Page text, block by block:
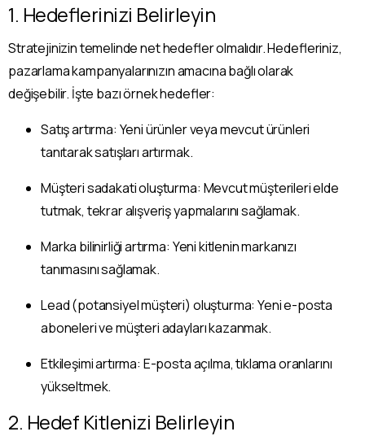
1. Hedeflerinizi Belirleyin
Stratejinizin temelinde net hedefler olmalıdır. Hedefleriniz,
pazarlama kampanyalarınızın amacına bağlı olarak
değişebilir. İşte bazı örnek hedefler:
Satış artırma: Yeni ürünler veya mevcut ürünleri
tanıtarak satışları artırmak.
Müşteri sadakati oluşturma: Mevcut müşterileri elde
tutmak, tekrar alışveriş yapmalarını sağlamak.
Marka bilinirliği artırma: Yeni kitlenin markanızı
tanımasını sağlamak.
Lead (potansiyel müşteri) oluşturma: Yeni e-posta
aboneleri ve müşteri adayları kazanmak.
Etkileşimi artırma: E-posta açılma, tıklama oranlarını
yükseltmek.
2. Hedef Kitlenizi Belirleyin